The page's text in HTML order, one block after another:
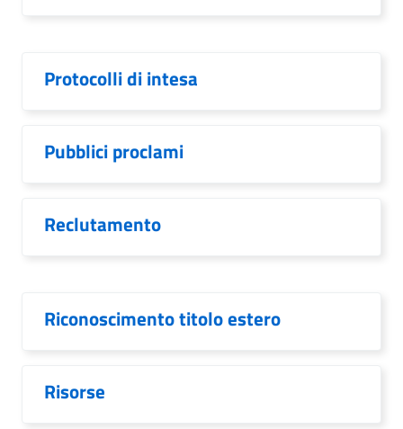
Protocolli di intesa
Pubblici proclami
Reclutamento
Riconoscimento titolo estero
Risorse